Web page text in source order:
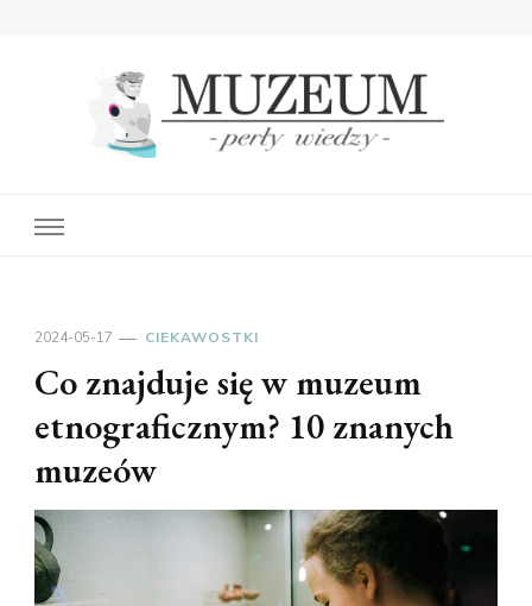
2024-05-17 CIEKAWOSTKI
Co znajduje się w muzeum
etnograficznym? 10 znanych
muzeów